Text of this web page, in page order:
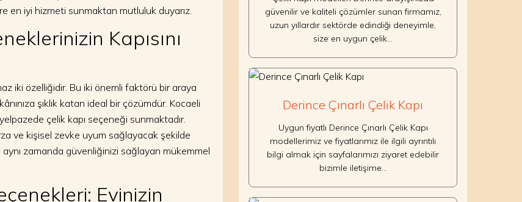
en iyi hizmeti sunmaktan mutluluk duyarız.
Kapısını
iki özelliğidir. Bu iki önemli faktörü bir araya
şıklık katan ideal bir çözümdür. Kocaeli
çelik kapı seçeneği sunmaktadır.
ve kişisel zevke uyum sağlayacak şekilde
aynı zamanda güvenliğinizi sağlayan mükemmel
Evinizin
güvenilir ve kaliteli çözümler sunan firmamız,
uzun yıllardır sektörde edindiği deneyimle,
size en uygun çelik…
Derince Çınarlı Çelik Kapı
Uygun fiyatlı Derince Çınarlı Çelik Kapı
modellerimiz ve fiyatlarımız ile ilgili ayrıntılı
bilgi almak için sayfalarımızı ziyaret edebilir
bizimle iletişime…